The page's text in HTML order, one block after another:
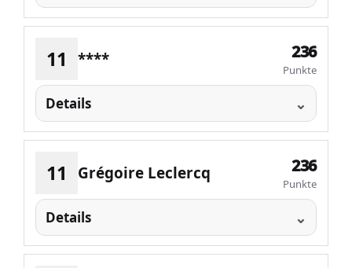
11 **** 236
Punkte
Details
11 Grégoire Leclercq 236
Punkte
Details